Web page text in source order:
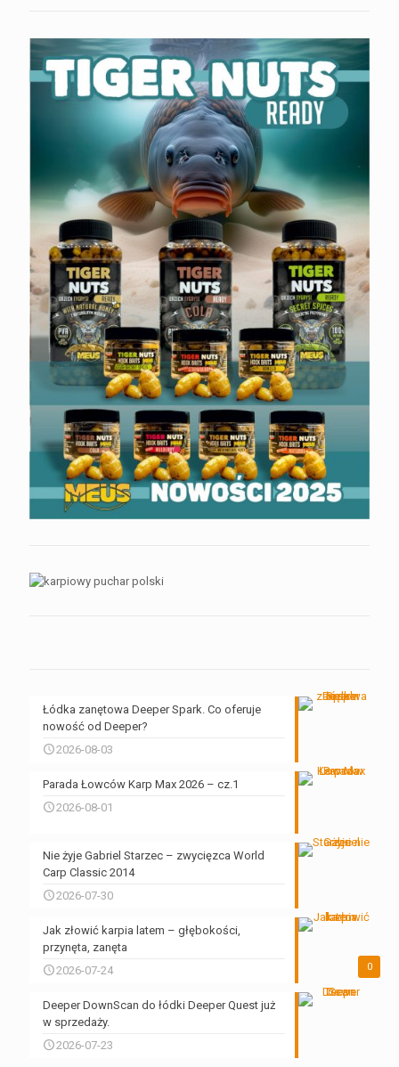
Łódka zanętowa Deeper Spark. Co oferuje
nowość od Deeper?
2026-08-03
Parada Łowców Karp Max 2026 – cz.1
2026-08-01
Nie żyje Gabriel Starzec – zwycięzca World
Carp Classic 2014
2026-07-30
0
Jak złowić karpia latem – głębokości,
przynęta, zanęta
2026-07-24
Deeper DownScan do łódki Deeper Quest już
w sprzedaży.
2026-07-23